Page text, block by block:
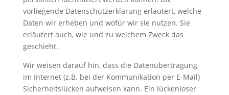
vorliegende Datenschutzerklärung erläutert, welche
Daten wir erheben und wofür wir sie nutzen. Sie
erläutert auch, wie und zu welchem Zweck das
geschieht.
Wir weisen darauf hin, dass die Datenübertragung
im Internet (z.B. bei der Kommunikation per E-Mail)
Sicherheitslücken aufweisen kann. Ein lückenloser